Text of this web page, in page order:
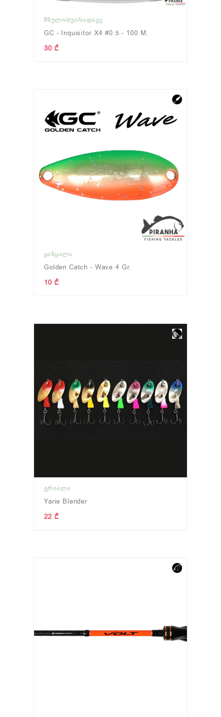
ᲬᲜᲣᲚᲘ/ᲫᲣᲐ/ᲡᲐᲓᲐᲕᲔ
GC - Inquisitor X4 #0.5 - 100 M.
30 ₾
ᲧᲐᲜᲧᲐᲚᲐ
Golden Catch - Wave 4 Gr.
10 ₾
ᲢᲠᲘᲐᲚᲐ
Yarie Blender
22 ₾